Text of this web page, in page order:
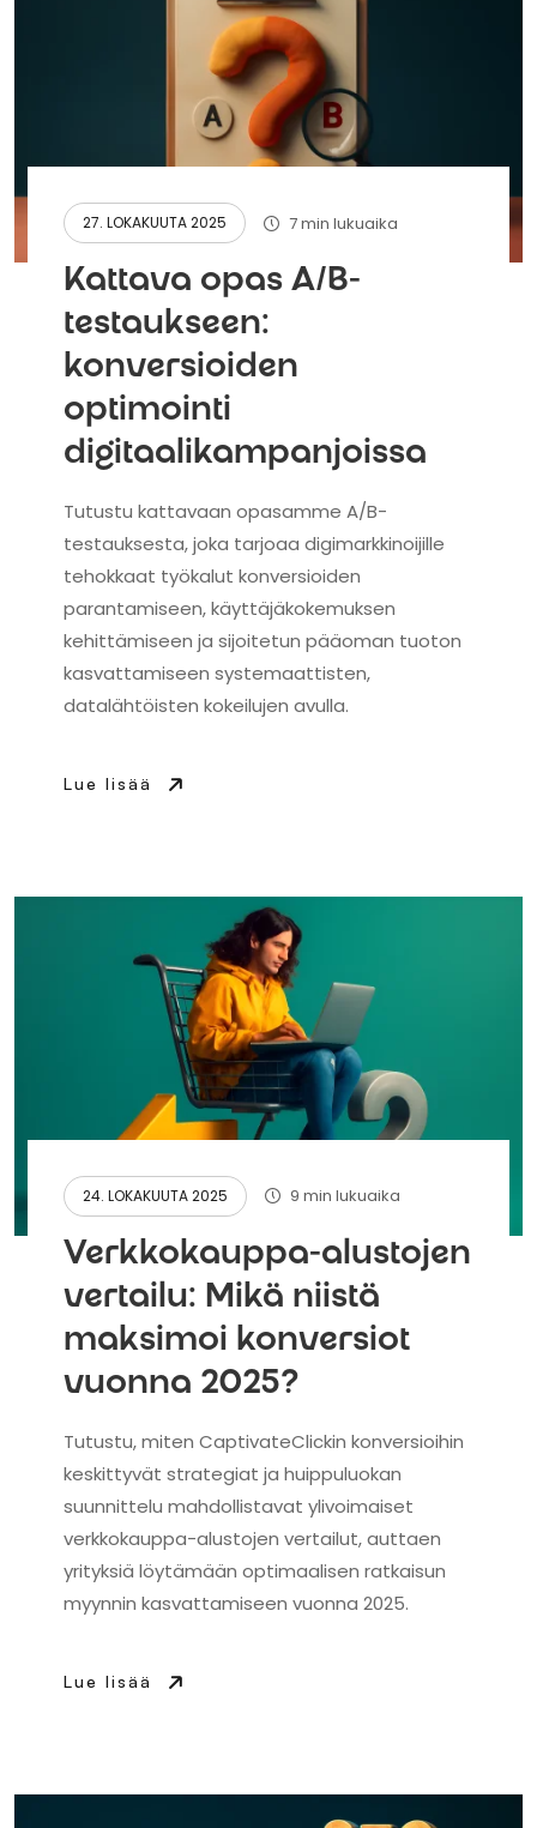
27. LOKAKUUTA 2025 7 min lukuaika
Kattava opas A/B-
testaukseen:
konversioiden
optimointi
digitaalikampanjoissa
Tutustu kattavaan opasamme A/B-
testauksesta, joka tarjoaa digimarkkinoijille
tehokkaat työkalut konversioiden
parantamiseen, käyttäjäkokemuksen
kehittämiseen ja sijoitetun pääoman tuoton
kasvattamiseen systemaattisten,
datalähtöisten kokeilujen avulla.
Lue lisää
24. LOKAKUUTA 2025 9 min lukuaika
Verkkokauppa-alustojen
vertailu: Mikä niistä
maksimoi konversiot
vuonna 2025?
Tutustu, miten CaptivateClickin konversioihin
keskittyvät strategiat ja huippuluokan
suunnittelu mahdollistavat ylivoimaiset
verkkokauppa-alustojen vertailut, auttaen
yrityksiä löytämään optimaalisen ratkaisun
myynnin kasvattamiseen vuonna 2025.
Lue lisää